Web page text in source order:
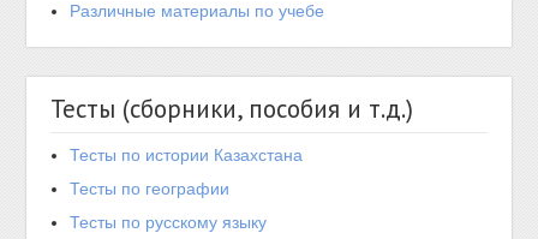
Различные материалы по учебе
Тесты (сборники, пособия и т.д.)
Тесты по истории Казахстана
Тесты по географии
Тесты по русскому языку